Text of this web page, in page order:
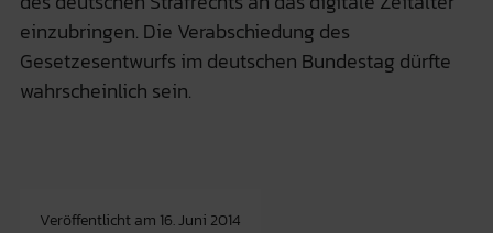
einzubringen. Die Verabschiedung des
Gesetzesentwurfs im deutschen Bundestag dürfte
wahrscheinlich sein.
Veröffentlicht am 16. Juni 2014